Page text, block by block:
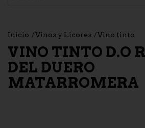
Inicio Vinos y Licores Vino tinto
VINO TINTO D.O
DEL DUERO
MATARROMERA